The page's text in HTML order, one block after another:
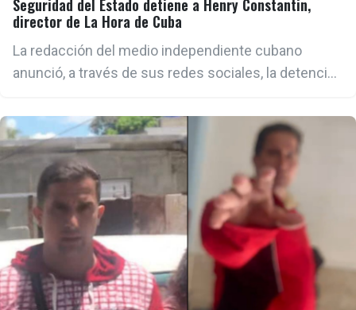
Seguridad del Estado detiene a Henry Constantin,
director de La Hora de Cuba
La redacción del medio independiente cubano
anunció, a través de sus redes sociales, la detención